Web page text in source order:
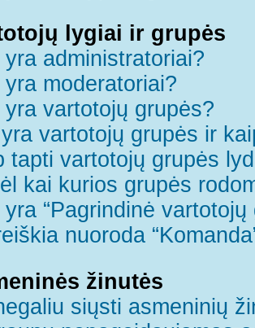
lygiai ir grupės
yra administratoriai?
yra moderatoriai?
yra vartotojų grupės?
vartotojų grupės ir
tapti vartotojų grupės
kai kurios grupės
yra “Pagrindinė vartotojų
nuoroda
žinutės
siųsti asmeninių